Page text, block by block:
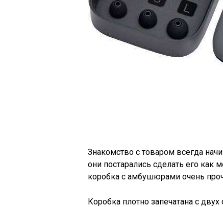
Знакомство с товаром всегда
они постарались сделать его как
коробка с амбушюрами очень
Коробка плотно запечатана с